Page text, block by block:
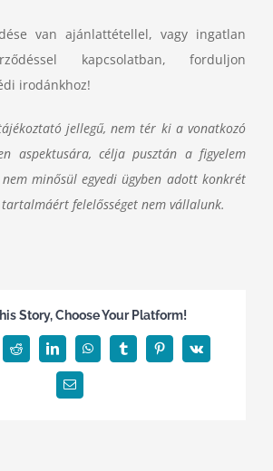
van ajánlattétellel, vagy ingatlan
kapcsolatban, forduljon
irodánkhoz!
jellegű, nem tér ki a vonatkozó
aspektusára, célja pusztán a figyelem
minősül egyedi ügyben adott konkrét
felelősséget nem vállalunk.
Story, Choose Your Platform!
Reddit LinkedInWhatsAppTumblrPinterest
Vk
Email: